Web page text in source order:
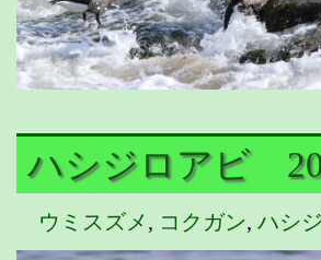
ハシジロアビ
ウミスズメ , コクガン, ハシ